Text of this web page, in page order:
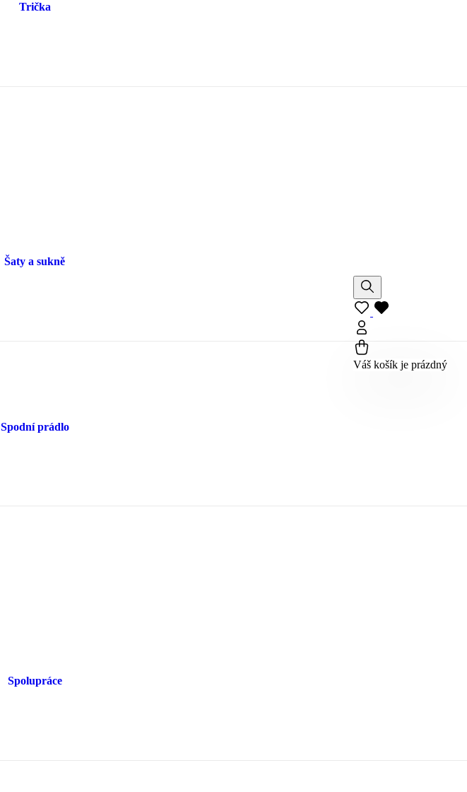
Trička
Šaty a sukně
Spodní prádlo
Spolupráce
Váš košík je prázdný